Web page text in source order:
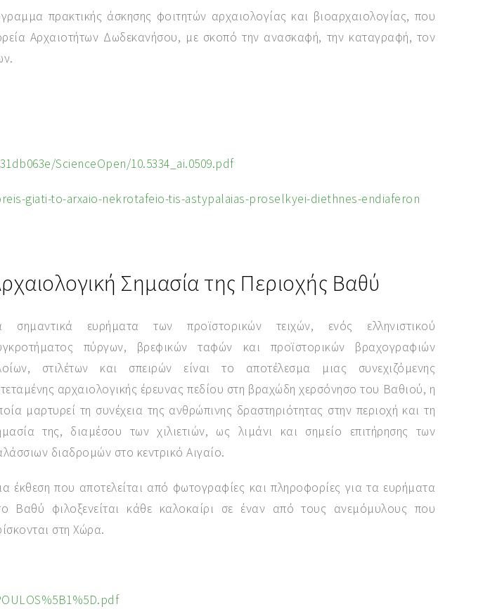
πρακτικής άσκησης φοιτητών αρχαιολογίας και βιοαρχαιολογίας, που
Αρχαιοτήτων Δωδεκανήσου, με σκοπό την ανασκαφή, την καταγραφή, τον
ScienceOpen/10.5334_ai.0509.pdf
giati-to-arxaio-nekrotafeio-tis-astypalaias-proselkyei-diethnes-endiaferon
Σημασία της Περιοχής Βαθύ
σημαντικά ευρήματα των προϊστορικών τειχών, ενός ελληνιστικού
πύργων, βρεφικών ταφών και προϊστορικών βραχογραφιών
στιλέτων και σπειρών είναι το αποτέλεσμα μιας συνεχιζόμενης
αρχαιολογικής έρευνας πεδίου στη βραχώδη χερσόνησο του Βαθιού, η
μαρτυρεί τη συνέχεια της ανθρώπινης δραστηριότητας στην περιοχή και τη
της, διαμέσου των χιλιετιών, ως λιμάνι και σημείο επιτήρησης των
διαδρομών στο κεντρικό Αιγαίο.
έκθεση που αποτελείται από φωτογραφίες και πληροφορίες για τα ευρήματα
Βαθύ φιλοξενείται κάθε καλοκαίρι σε έναν από τους ανεμόμυλους που
στη Χώρα.